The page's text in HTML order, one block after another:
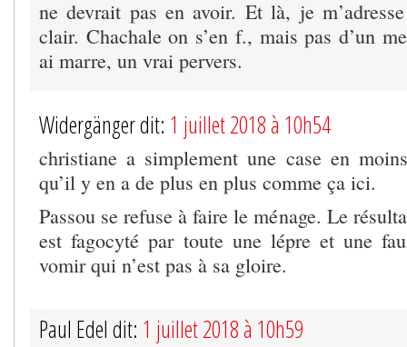
ne devrait pas en avoir. Et là, je
clair. Chachale on s’en f., mais pas d’un
ai marre, un vrai pervers.
Widergänger dit: 1 juillet 2018 à 10h54
christiane a simplement une case en
qu’il y en a de plus en plus comme ça ici.
Passou se refuse à faire le ménage. Le
est fagocyté par toute une lépre et une
vomir qui n’est pas à sa gloire.
Paul Edel dit: 1 juillet 2018 à 10h59